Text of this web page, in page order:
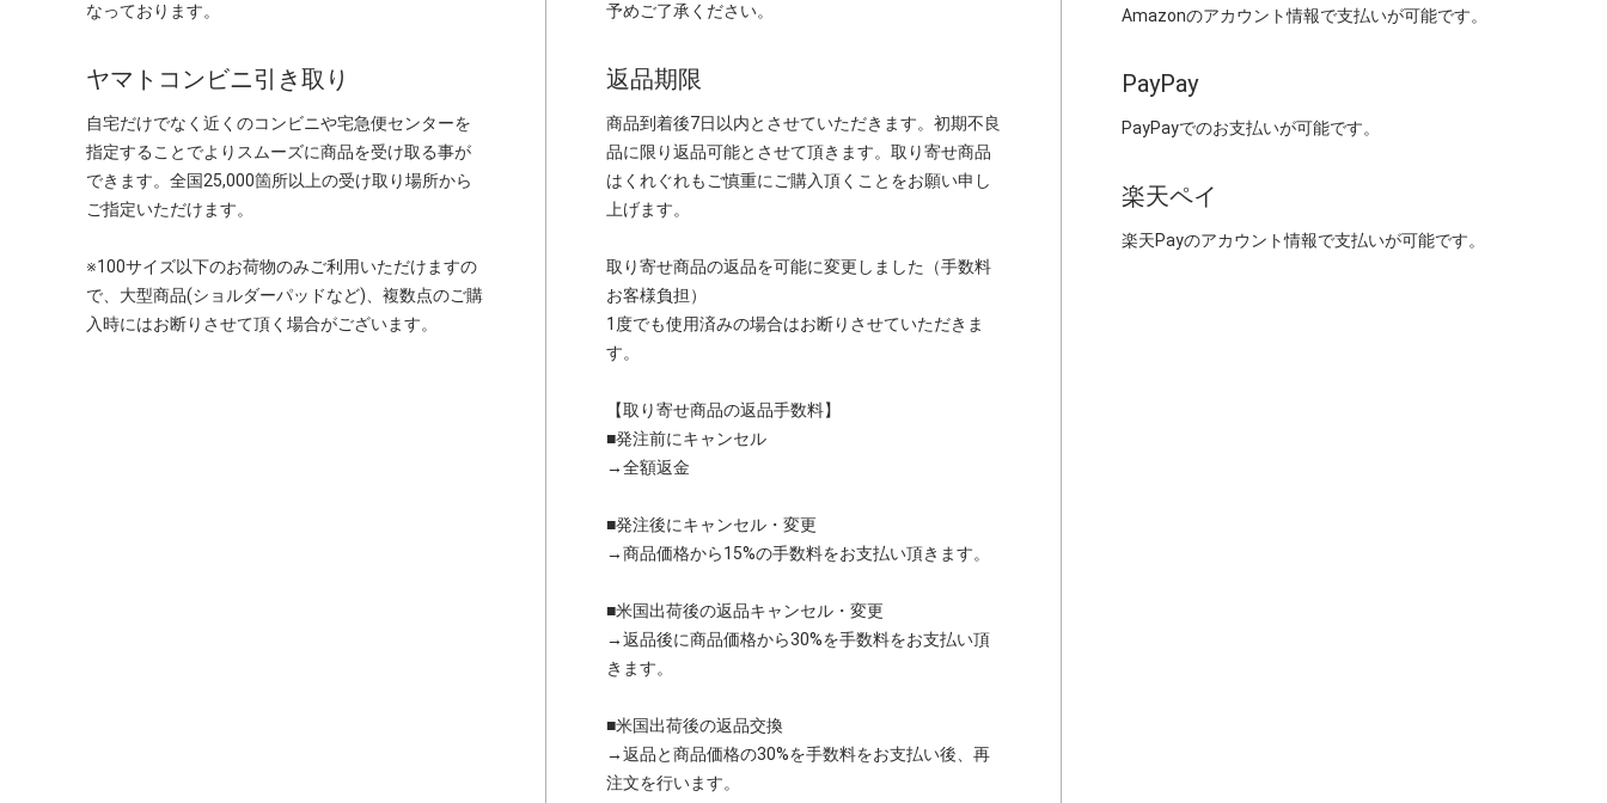
なっております。
ヤマトコンビニ引き取り
自宅だけでなく近くのコンビニや宅急便センターを
指定することでよりスムーズに商品を受け取る事が
できます。全国25,000箇所以上の受け取り場所から
ご指定いただけます。
※100サイズ以下のお荷物のみご利用いただけますの
で、大型商品(ショルダーパッドなど)、複数点のご購
入時にはお断りさせて頂く場合がございます。
予めご了承ください。
返品期限
商品到着後7日以内とさせていただきます。初期不良
品に限り返品可能とさせて頂きます。取り寄せ商品
はくれぐれもご慎重にご購入頂くことをお願い申し
上げます。
取り寄せ商品の返品を可能に変更しました（手数料
お客様負担）
1度でも使用済みの場合はお断りさせていただきま
す。
【取り寄せ商品の返品手数料】
■発注前にキャンセル
→全額返金
■発注後にキャンセル・変更
→商品価格から15%の手数料をお支払い頂きます。
■米国出荷後の返品キャンセル・変更
→返品後に商品価格から30%を手数料をお支払い頂
きます。
■米国出荷後の返品交換
→返品と商品価格の30%を手数料をお支払い後、再
注文を行います。
Amazonのアカウント情報で支払いが可能です。
PayPay
PayPayでのお支払いが可能です。
楽天ペイ
楽天Payのアカウント情報で支払いが可能です。